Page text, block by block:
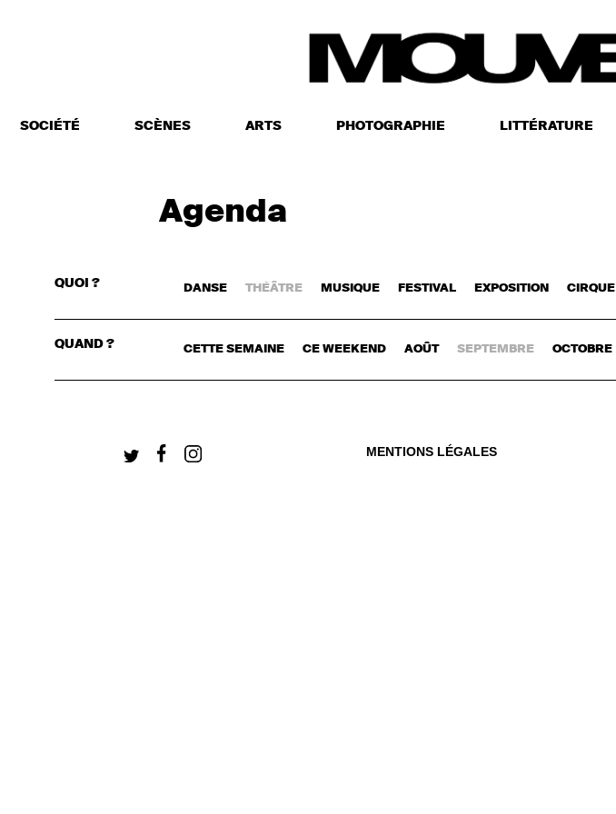
SOCIÉTÉ SCÈNES ARTS PHOTOGRAPHIE LITTÉRATURE
CONNECTEZ-VOUS
Agenda
QUOI ? DANSE THÉÂTRE MUSIQUE FESTIVAL EXPOSITION CIRQUE
QUAND ? CETTE SEMAINE CE WEEKEND AOÛT SEPTEMBRE OCTOBRE
MENTIONS LÉGALES